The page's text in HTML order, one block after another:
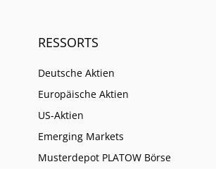
RESSORTS
Deutsche Aktien
Europäische Aktien
US-Aktien
Emerging Markets
Musterdepot PLATOW Börse